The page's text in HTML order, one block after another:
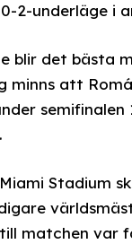
2-underläge i
blir det bästa
minns att
semifinalen
Stadium
matchen var